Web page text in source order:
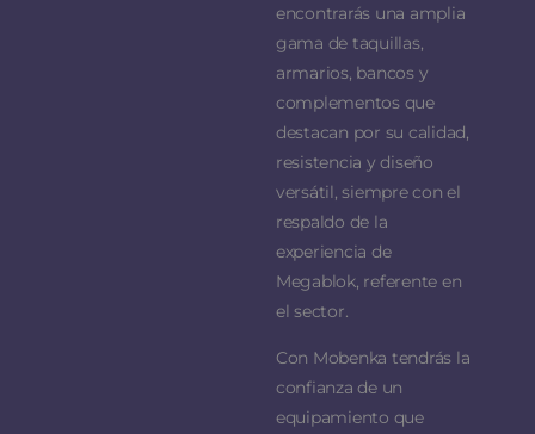
encontrarás una amplia
gama de taquillas,
armarios, bancos y
complementos que
destacan por su calidad,
resistencia y diseño
versátil, siempre con el
respaldo de la
experiencia de
Megablok, referente en
el sector.
Con Mobenka tendrás la
confianza de un
equipamiento que